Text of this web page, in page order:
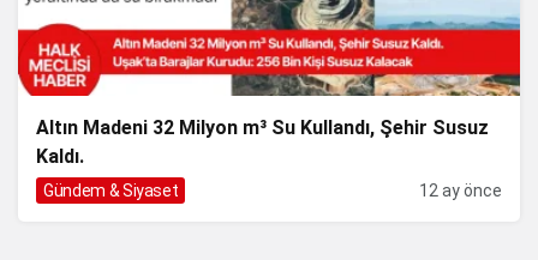
Altın Madeni 32 Milyon m³ Su Kullandı, Şehir Susuz
Kaldı.
Gündem & Siyaset 12 ay önce